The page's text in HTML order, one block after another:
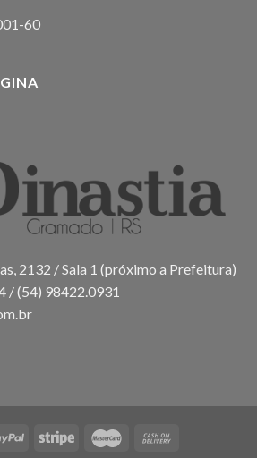
60
2132 / Sala 1 (próximo a Prefeitura)
/ (54) 98422.0931